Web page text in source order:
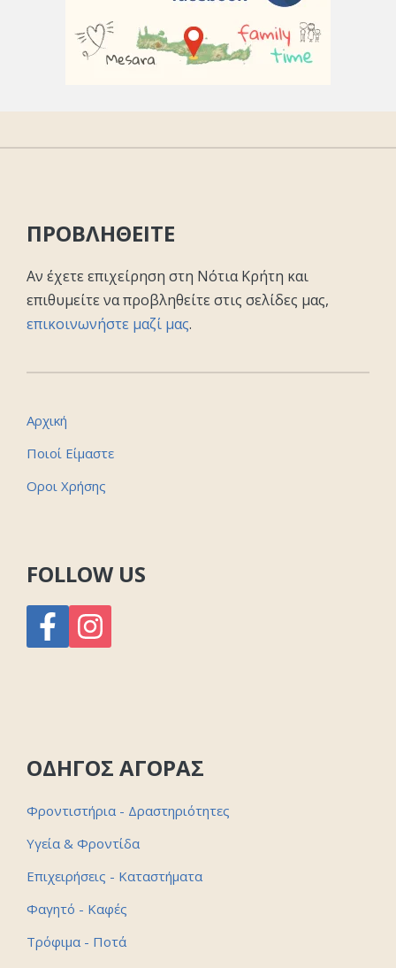
ΠΡΟΒΛΗΘΕΙΤΕ
Αν έχετε επιχείρηση στη Νότια Κρήτη και
επιθυμείτε να προβληθείτε στις σελίδες μας,
επικοινωνήστε μαζί μας.
Αρχική
Ποιοί Είμαστε
Οροι Χρήσης
FOLLOW US
ΟΔΗΓΟΣ ΑΓΟΡΑΣ
Φροντιστήρια - Δραστηριότητες
Υγεία & Φροντίδα
Επιχειρήσεις - Καταστήματα
Φαγητό - Καφές
Τρόφιμα - Ποτά